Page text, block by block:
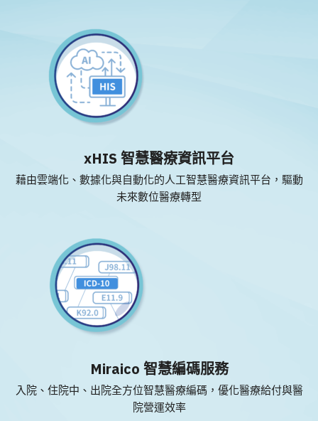
xHIS 智慧醫療資訊平台
藉由雲端化、數據化與自動化的人工智慧醫療資訊平台，驅動
未來數位醫療轉型
Miraico 智慧編碼服務
入院、住院中、出院全方位智慧醫療編碼，優化醫療給付與醫
院營運效率